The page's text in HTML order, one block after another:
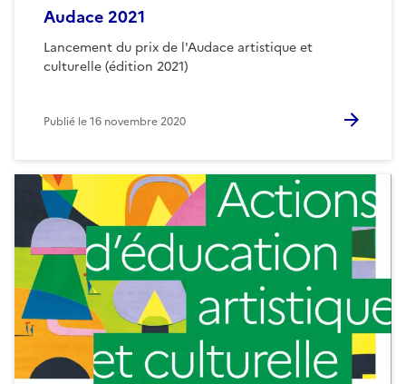
Audace 2021
Lancement du prix de l'Audace artistique et
culturelle (édition 2021)
Publié le16 novembre 2020